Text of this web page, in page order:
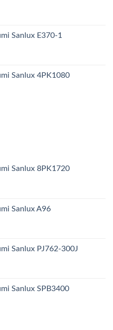
Sanlux E370-1
Sanlux 4PK1080
Sanlux 8PK1720
Sanlux A96
Sanlux PJ762-300J
Sanlux SPB3400